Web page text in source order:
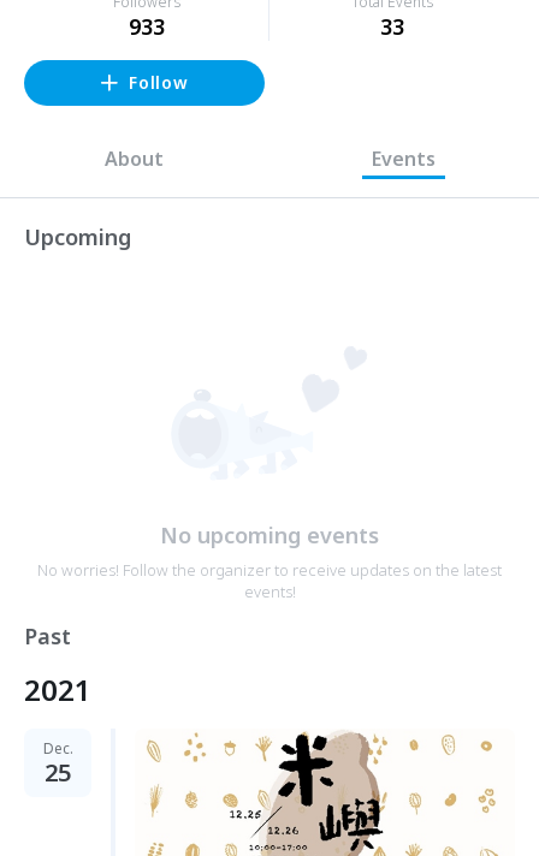
933 33
Follow
About Events
Upcoming
No upcoming events
No worries! Follow the organizer to receive updates on the latest
events!
Past
2021
Dec.
25